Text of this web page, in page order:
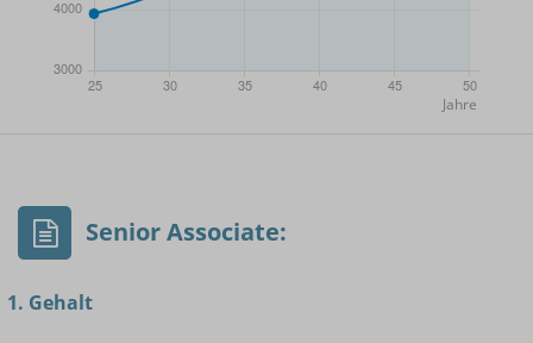
Senior Associate:
1. Gehalt